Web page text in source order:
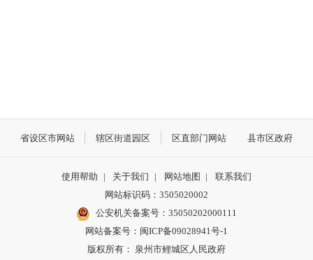
省设区市网站 辖区街道园区 区直部门网站 县市区政府
使用帮助 | 关于我们 | 网站地图 |
联系我们
网站标识码：3505020002
公安机关备案号：35050202000111
网站备案号：闽ICP备09028941号-1
版权所有： 泉州市鲤城区人民政府